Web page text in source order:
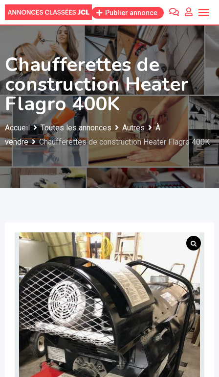
Skip
to
Publier annonce
Chaufferettes de
construction Heater
Flagro 400K
Accueil Toutes les annonces Autres
À
vendre
Chaufferettes de construction Heater Flagro 400K